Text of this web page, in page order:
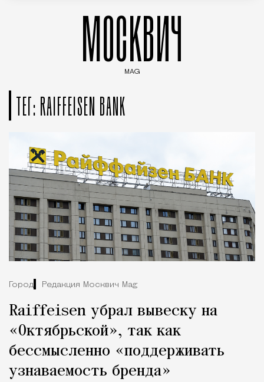
МОСКВИЧ
MAG
ТЕГ: RAIFFEISEN BANK
Город Редакция Москвич Mag
Raiffeisen убрал вывеску на
«Октябрьской», так как
бессмысленно «поддерживать
узнаваемость бренда»